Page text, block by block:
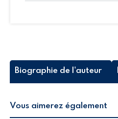
Biographie de l'auteur
Vous aimerez également